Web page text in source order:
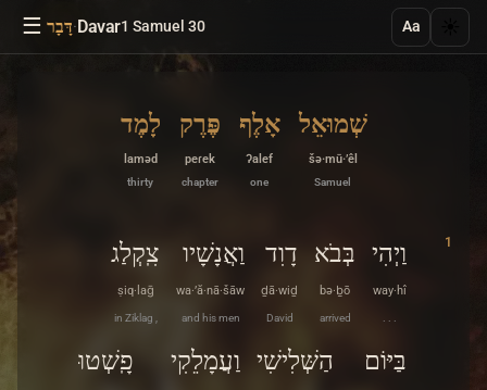
☰ דָּבָר·Davar1 Samuel 30 Aa
שְׁמוּאֵל
šə·mū·’êl
Samuel
אָלֶף
ʔalef
one
פֶּרֶק
peɾek
chapter
לָמֶד
laməd
thirty
1 וַיְהִי
way·hî
. . .
בְּבֹא
bə·ḇō
arrived
דָוִד
ḏā·wiḏ
David
וַאֲנָשָׁיו
wa·’ă·nā·šāw
and his men
צִֽקְלַג
ṣiq·laḡ
in Ziklag ,
בַּיּוֹם הַשְּׁלִישִׁי וַעֲמָלֵקִי פָֽשְׁטוּ